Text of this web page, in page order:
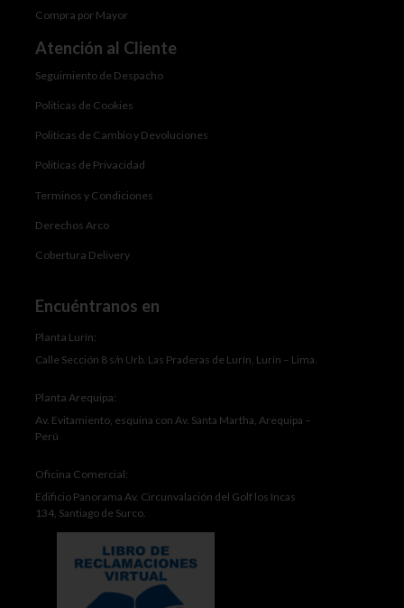
Compra por Mayor
Atención al Cliente
Seguimiento de Despacho
Politicas de Cookies
Politicas de Cambio y Devoluciones
Politicas de Privacidad
Terminos y Condiciones
Derechos Arco
Cobertura Delivery
Encuéntranos en
Planta Lurín:
Calle Sección 8 s/n Urb. Las Praderas de Lurín, Lurín – Lima.
Planta Arequipa:
Av. Evitamiento, esquina con Av. Santa Martha, Arequipa –
Perú
Oficina Comercial:
Edificio Panorama Av. Circunvalación del Golf los Incas
134, Santiago de Surco.